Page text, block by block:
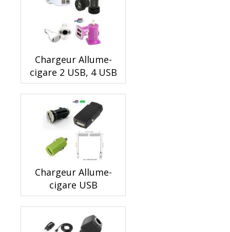
Chargeur Allume-
cigare 2 USB, 4 USB
Chargeur Allume-
cigare USB